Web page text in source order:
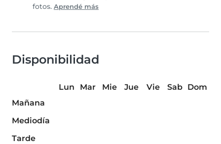
fotos. Aprendé más
Disponibilidad
Lun Mar Mie Jue Vie Sab
Dom
Mañana
Mediodía
Tarde